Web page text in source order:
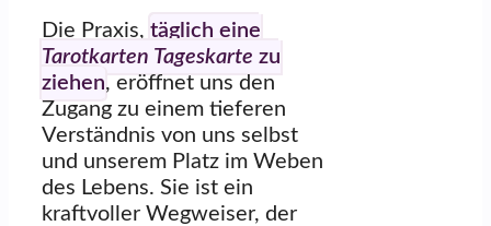
Die Praxis, täglich eine
Tarotkarten Tageskarte zu
ziehen, eröffnet uns den
Zugang zu einem tieferen
Verständnis von uns selbst
und unserem Platz im Weben
des Lebens. Sie ist ein
kraftvoller Wegweiser, der